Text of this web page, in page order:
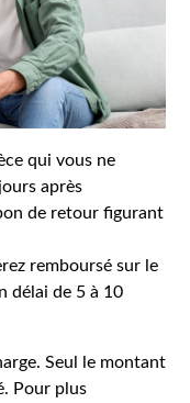
qui vous ne
après
de retour figurant
remboursé sur le
délai de 5 à 10
Seul le montant
Pour plus